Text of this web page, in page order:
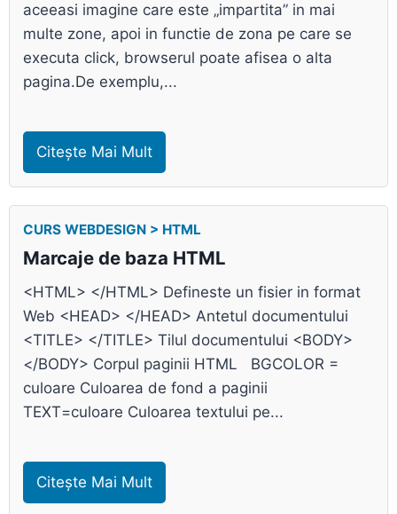
aceeasi imagine care este „impartita” in mai
multe zone, apoi in functie de zona pe care se
executa click, browserul poate afisea o alta
pagina.De exemplu,...
Citește Mai Mult
CURS WEBDESIGN > HTML
Marcaje de baza HTML
<HTML> </HTML> Defineste un fisier in format
Web <HEAD> </HEAD> Antetul documentului
<TITLE> </TITLE> Tilul documentului <BODY>
</BODY> Corpul paginii HTML BGCOLOR =
culoare Culoarea de fond a paginii
TEXT=culoare Culoarea textului pe...
Citește Mai Mult